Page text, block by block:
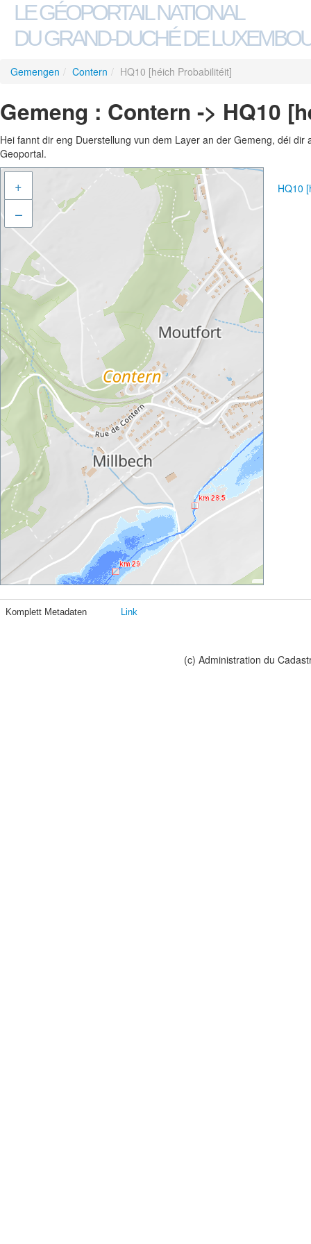
LE GÉOPORTAIL NATIONAL
DU GRAND-DUCHÉ DE
Gemengen / Contern / HQ10 [héich Probabilitéit]
Gemeng : Contern -> HQ10
Hei fannt dir eng Duerstellung vun dem Layer an der Gemeng, déi
Geoportal.
+
–
HQ10
Komplett Metadaten Link
(c) Administration du